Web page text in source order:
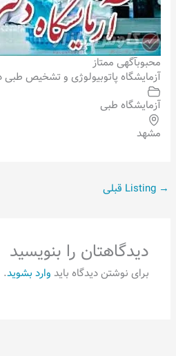
محبوبآگهی ممتاز
آزمایشگاه پاتوبیولوژی و تشخیص
آزمایشگاه طبی
مشهد
→
دیدگاهتان را بنویسید
برای نوشتن دیدگاه باید وارد بشوید.